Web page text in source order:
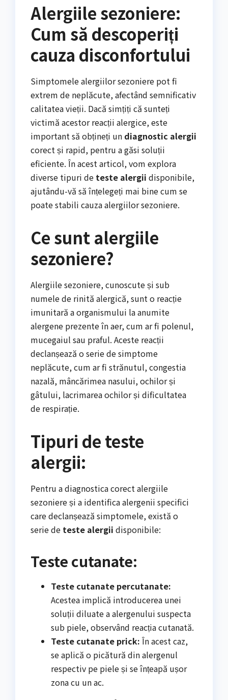
Alergiile sezoniere:
Cum să descoperiți
cauza disconfortului
Simptomele alergiilor sezoniere pot fi
extrem de neplăcute, afectând semnificativ
calitatea vieții. Dacă simțiți că sunteți
victimă acestor reacții alergice, este
important să obțineți un diagnostic alergii
corect și rapid, pentru a găsi soluții
eficiente. În acest articol, vom explora
diverse tipuri de teste alergii disponibile,
ajutându-vă să înțelegeți mai bine cum se
poate stabili cauza alergiilor sezoniere.
Ce sunt alergiile
sezoniere?
Alergiile sezoniere, cunoscute și sub
numele de rinită alergică, sunt o reacție
imunitară a organismului la anumite
alergene prezente în aer, cum ar fi polenul,
mucegaiul sau praful. Aceste reacții
declanșează o serie de simptome
neplăcute, cum ar fi strănutul, congestia
nazală, mâncărimea nasului, ochilor și
gâtului, lacrimarea ochilor și dificultatea
de respirație.
Tipuri de teste
alergii:
Pentru a diagnostica corect alergiile
sezoniere și a identifica alergenii specifici
care declanșează simptomele, există o
serie de teste alergii disponibile:
Teste cutanate:
Teste cutanate percutanate:
Acestea implică introducerea unei
soluții diluate a alergenului suspecta
sub piele, observând reacția cutanată.
Teste cutanate prick: În acest caz,
se aplică o picătură din alergenul
respectiv pe piele și se înțeapă ușor
zona cu un ac.